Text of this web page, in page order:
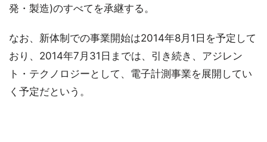
発・製造)のすべてを承継する。
なお、新体制での事業開始は2014年8月1日を予定して
おり、2014年7月31日までは、引き続き、アジレン
ト・テクノロジーとして、電子計測事業を展開してい
く予定だという。